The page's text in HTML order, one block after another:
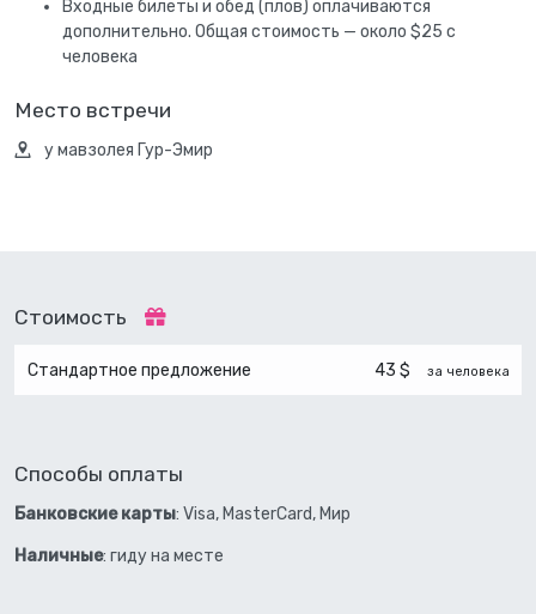
Входные билеты и обед (плов) оплачиваются
дополнительно. Общая стоимость — около $25 c
человека
Место встречи
у мавзолея Гур-Эмир
Стоимость
Стандартное предложение 43 $ за человека
Способы оплаты
Банковские карты: Visa, MasterCard, Мир
Наличные: гиду на месте